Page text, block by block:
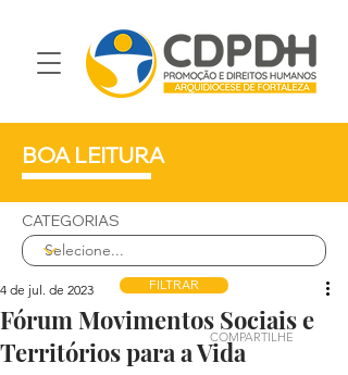
BOA LEITURA
Fórum Movimentos Sociais e
Territórios para a Vida
4 de jul. de 2023
COMPARTILHE
CATEGORIAS
FILTRAR